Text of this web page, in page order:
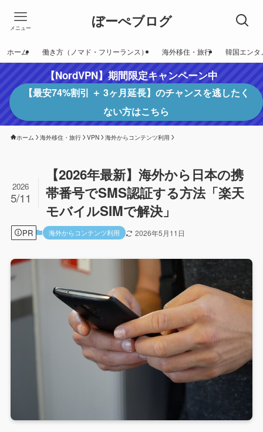
ぼーぺブログ
メニュー
ホーム 働き方（ノマド・フリーランス） 海外移住・旅行 韓国エンタ
【NordVPN】期間限定キャンペーン中
【最安74%割引 ＋ 3ヶ月延長】のチャンスを逃したく
ない方はこちら
ホーム 海外移住・旅行 VPN 海外からコンテンツ利用
【2026年最新】海外から日本の携
帯番号でSMS認証する方法「楽天
モバイルSIMで解決」
2026
5/11
PR 海外からコンテンツ利用 2026年5月11日